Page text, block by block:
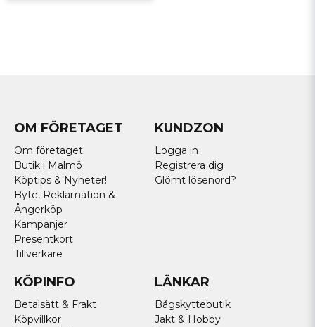
OM FÖRETAGET
Om företaget
Butik i Malmö
Köptips & Nyheter!
Byte, Reklamation &
Ångerköp
Kampanjer
Presentkort
Tillverkare
KUNDZON
Logga in
Registrera dig
Glömt lösenord?
KÖPINFO
Betalsätt & Frakt
Köpvillkor
LÄNKAR
Bågskyttebutik
Jakt & Hobby